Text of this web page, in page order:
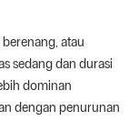
atau
sedang dan durasi
dominan
dengan penurunan